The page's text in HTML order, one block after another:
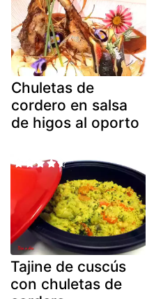
Chuletas de
cordero en salsa
de higos al oporto
Tajine de cuscús
con chuletas de